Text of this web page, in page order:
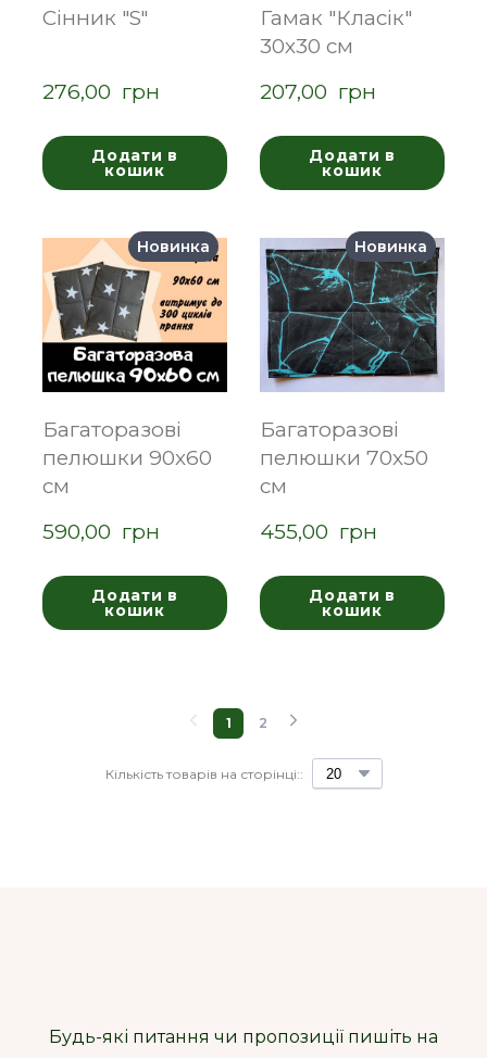
Сінник "S"
276,00  грн
Додати в
кошик
Гамак "Класік"
30х30 см
207,00  грн
Додати в
кошик
Новинка
Багаторазові
пелюшки 90х60
см
590,00  грн
Додати в
кошик
Новинка
Багаторазові
пелюшки 70х50
см
455,00  грн
Додати в
кошик
Кількість товарів на сторінці::
1 2
Будь-які питання чи пропозиції пишіть на